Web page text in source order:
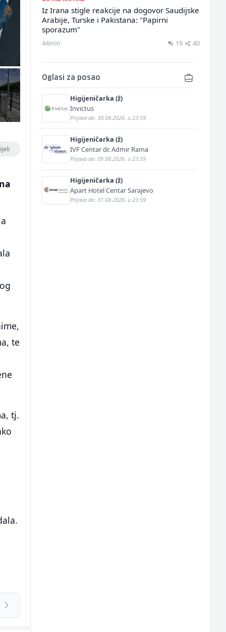
te
tj.
Iz Irana stigle reakcije na dogovor Saudijske
Arabije, Turske i Pakistana: "Papirni
sporazum"
44min 19 40
Oglasi za posao
Higijeničarka (ž)
Invictus
Prijava do: 30.08.2026. u 23:59
Higijeničarka (ž)
IVF Centar dr. Admir Rama
Prijava do: 09.08.2026. u 23:59
Higijeničarka (ž)
Apart Hotel Centar Sarajevo
Prijava do: 31.08.2026. u 23:59